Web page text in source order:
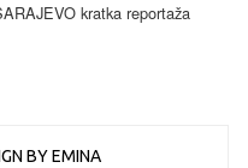
kratka reportaža
BY EMINA